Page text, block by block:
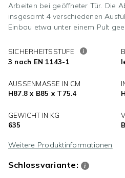
Arbeiten bei geöffneter Tür. Die
insgesamt 4 verschiedenen
Einbau etwa unter einem Pult
SICHERHEITSSTUFE
3 nach EN 1143-1
AUSSENMASSE IN CM
H87.8 x B85 x T75.4
GEWICHT IN KG
635
Weitere Produktinformationen
Schlossvariante: